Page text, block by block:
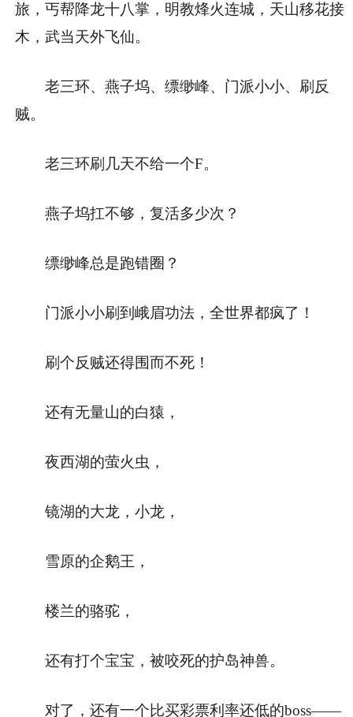
旅，丐帮降龙十八掌，明教烽火连城，天山移花接
木，武当天外飞仙。
老三环、燕子坞、缥缈峰、门派小小、刷反
贼。
老三环刷几天不给一个F。
燕子坞扛不够，复活多少次？
缥缈峰总是跑错圈？
门派小小刷到峨眉功法，全世界都疯了！
刷个反贼还得围而不死！
还有无量山的白猿，
夜西湖的萤火虫，
镜湖的大龙，小龙，
雪原的企鹅王，
楼兰的骆驼，
还有打个宝宝，被咬死的护岛神兽。
对了，还有一个比买彩票利率还低的boss——